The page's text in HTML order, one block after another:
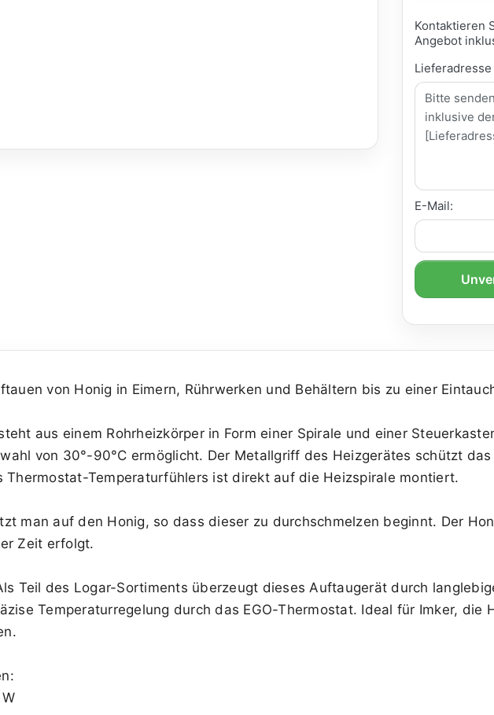
Kontaktieren
Angebot
E-Mail:
von Honig in Eimern, Rührwerken und Behältern bis zu einer
aus einem Rohrheizkörper in Form einer Spirale und einer
von 30°-90°C ermöglicht. Der Metallgriff des Heizgerätes schützt
Thermostat-Temperaturfühlers ist direkt auf die Heizspirale montiert.
man auf den Honig, so dass dieser zu durchschmelzen beginnt. Der
Zeit erfolgt.
Teil des Logar-Sortiments überzeugt dieses Auftaugerät durch
Temperaturregelung durch das EGO-Thermostat. Ideal für Imker, die